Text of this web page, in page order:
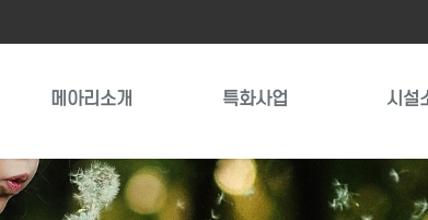
메아리소개 특화사업 시설